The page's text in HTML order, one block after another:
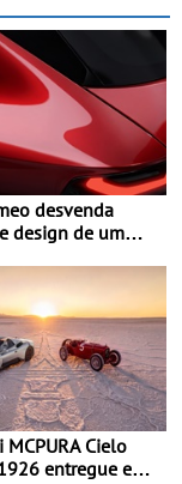
desvenda
de um
no quarto
de 2027
MCPURA Cielo
entregue em